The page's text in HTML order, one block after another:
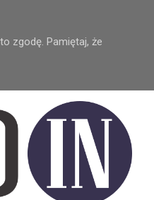
zgodę. Pamiętaj, że